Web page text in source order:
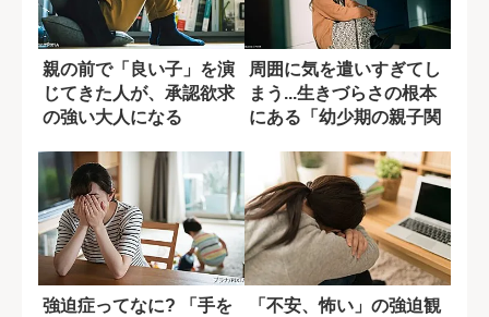
親の前で「良い子」を演
じてきた人が、承認欲求
の強い大人になる
周囲に気を遣いすぎてし
まう...生きづらさの根本
にある「幼少期の親子関
強迫症ってなに? 「手を
「不安、怖い」の強迫観